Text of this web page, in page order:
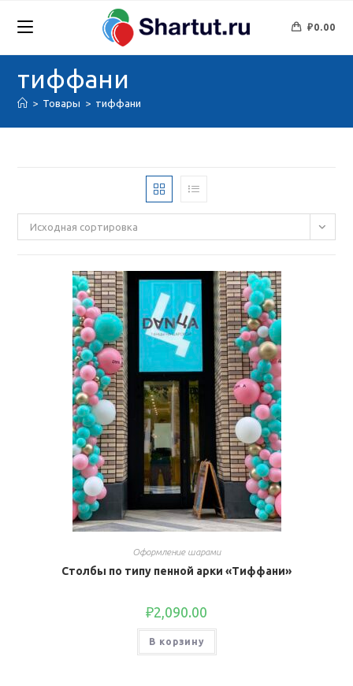
₽0.00
тиффани
> Товары > тиффани
Исходная сортировка
Оформление шарами
Столбы по типу пенной арки «Тиффани»
₽2,090.00
В корзину